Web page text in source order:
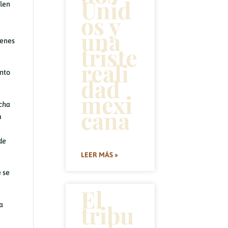
se
Unid
os y
una
triste
reali
dad
mexi
cana
LEER MÁS »
El
tribu